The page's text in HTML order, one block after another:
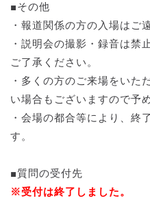
■その他
・報道関係の方の入場はご
・説明会の撮影・録音は禁
ご了承ください。
・多くの方のご来場をいた
い場合もございますので予
・会場の都合等により、終
す。
■質問の受付先
※受付は終了しました。